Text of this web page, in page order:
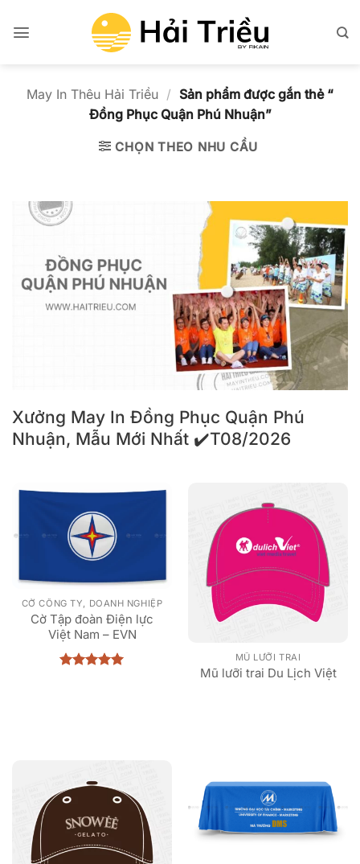
qua
May In Thêu Hải Triều / Sản phẩm được gắn thẻ “
Đồng Phục Quận Phú Nhuận”
CHỌN THEO NHU CẦU
Xưởng May In Đồng Phục Quận Phú
Nhuận, Mẫu Mới Nhất ✔️T08/2026
CỜ CÔNG TY, DOANH NGHIỆP
Cờ Tập đoàn Điện lực
Việt Nam – EVN
MŨ LƯỠI TRAI
Mũ lưỡi trai Du Lịch Việt